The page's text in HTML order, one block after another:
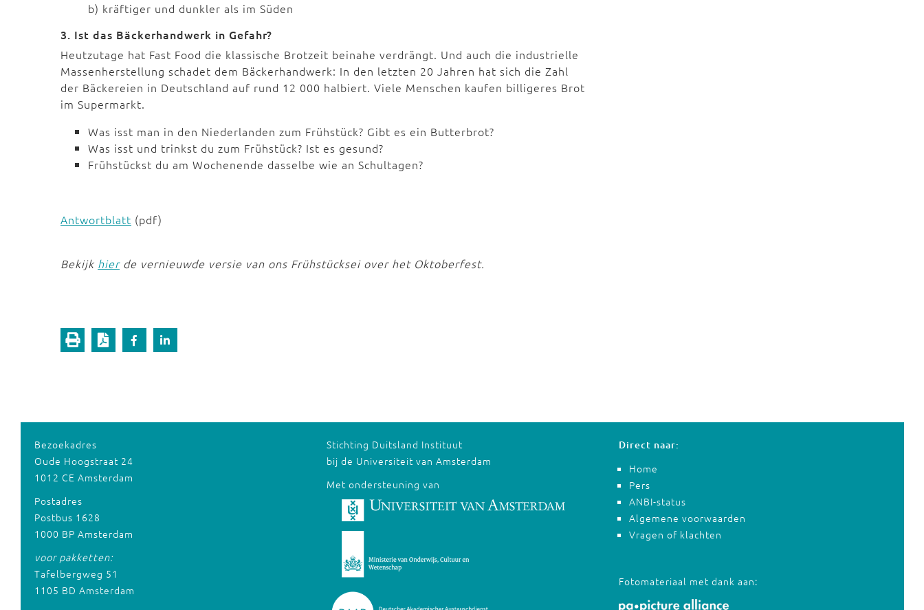
b) kräftiger und dunkler als im Süden
3. Ist das Bäckerhandwerk in Gefahr?
Heutzutage hat Fast Food die klassische Brotzeit beinahe verdrängt. Und auch die industrielle
Massenherstellung schadet dem Bäckerhandwerk: In den letzten 20 Jahren hat sich die Zahl
der Bäckereien in Deutschland auf rund 12 000 halbiert. Viele Menschen kaufen billigeres Brot
im Supermarkt.
Was isst man in den Niederlanden zum Frühstück? Gibt es ein Butterbrot?
Was isst und trinkst du zum Frühstück? Ist es gesund?
Frühstückst du am Wochenende dasselbe wie an Schultagen?
Antwortblatt (pdf)
Bekijk hierde vernieuwde versie van ons Frühstücksei over het Oktoberfest.
Bezoekadres
Oude Hoogstraat 24
1012 CE Amsterdam
Postadres
Postbus 1628
1000 BP Amsterdam
voor pakketten:
Tafelbergweg 51
1105 BD Amsterdam
Stichting Duitsland Instituut
bij de Universiteit van Amsterdam
Met ondersteuning van
Direct naar:
Home
Pers
ANBI-status
Algemene voorwaarden
Vragen of klachten
Fotomateriaal met dank aan: